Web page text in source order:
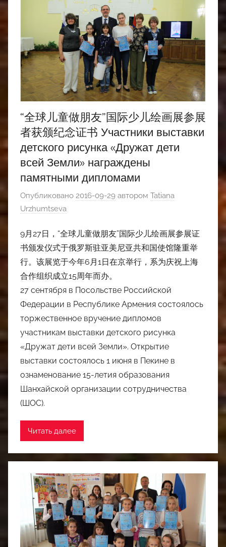
“全球儿童做朋友”国际少儿绘画展参展
者获颁纪念证书 Участники выставки
детского рисунка «Дружат дети
всей Земли» награждены
памятными дипломами
Опубликовано 2016-09-29 автором Tatiana
Urzhumtseva
9月27日，“全球儿童做朋友”国际少儿绘画展参展证
书颁发仪式于俄罗斯驻亚美尼亚共和国使馆隆重举
行。该展览于今年6月1日在京举行，系为庆祝上海
合作组织成立15周年而办。
27 сентября в Посольстве Российской
Федерации в Республике Армения состоялось
торжественное вручение дипломов
участникам выставки детского рисунка
«Дружат дети всей Земли». Открытие
выставки состоялось 1 июня в Пекине в
ознаменование 15-летия образования
Шанхайской организации сотрудничества
(ШОС).
Читать далее